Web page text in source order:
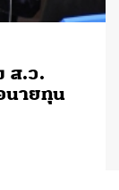
ส.ว.
นายทุน